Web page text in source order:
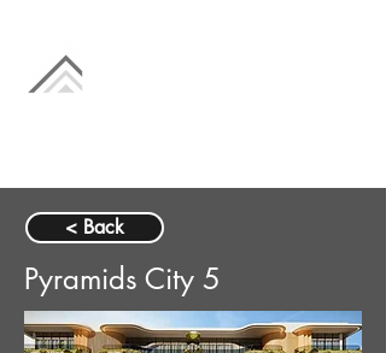
< Back
Pyramids City 5